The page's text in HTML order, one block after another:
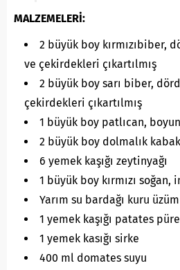
MALZEMELERİ:
2 büyük boy kırmızıbiber,
ve çekirdekleri çıkartılmış
2 büyük boy sarı biber,
çekirdekleri çıkartılmış
1 büyük boy patlıcan,
2 büyük boy dolmalık
6 yemek kaşığı zeytinyağı
1 büyük boy kırmızı soğan,
Yarım su bardağı kuru üzüm
1 yemek kaşığı patates
1 yemek kasığı sirke
400 ml domates suyu